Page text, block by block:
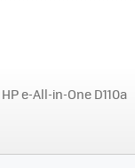
e-All-in-One D110a